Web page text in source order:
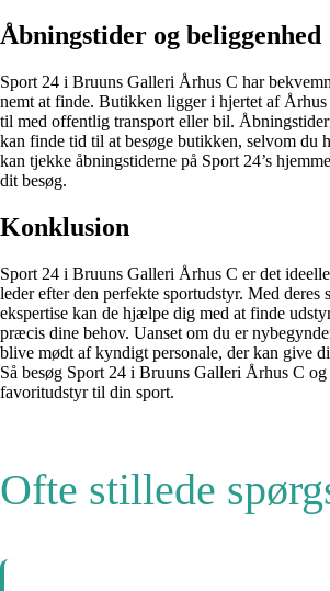
Åbningstider og beliggenhed
Sport 24 i Bruuns Galleri Århus C har
nemt at finde. Butikken ligger i hjertet af
til med offentlig transport eller bil.
kan finde tid til at besøge butikken, selvom du
kan tjekke åbningstiderne på Sport 24’s
dit besøg.
Konklusion
Sport 24 i Bruuns Galleri Århus C er det
leder efter den perfekte sportudstyr. Med deres
ekspertise kan de hjælpe dig med at finde
præcis dine behov. Uanset om du er
blive mødt af kyndigt personale, der kan give
Så besøg Sport 24 i Bruuns Galleri Århus C
favoritudstyr til din sport.
Ofte stillede